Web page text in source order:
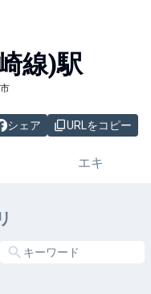
線)駅
シェア URLをコピー
エキ